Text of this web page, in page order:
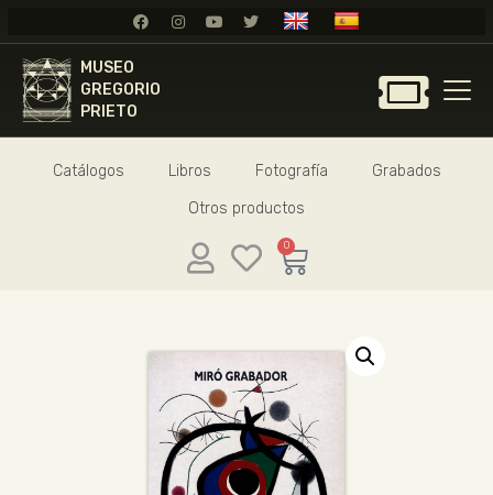
MUSEO
GREGORIO
PRIETO
Catálogos Libros Fotografía
Grabados
Otros productos
0
GREGORIO PRIETO
TIENDA
NOTICIAS